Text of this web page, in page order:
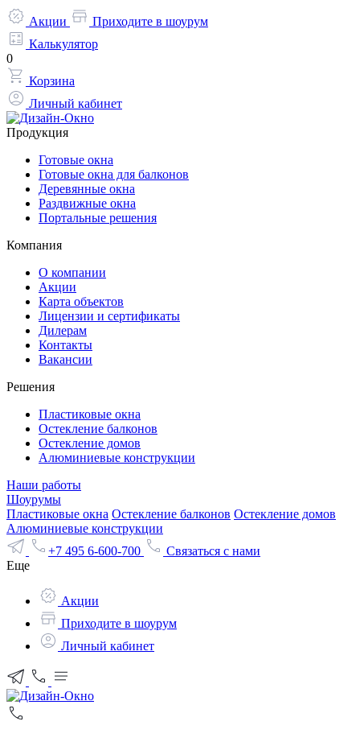
Акции
Приходите в шоурум
Калькулятор
0
Корзина
Личный кабинет
Продукция
Готовые окна
Готовые окна для балконов
Деревянные окна
Раздвижные окна
Портальные решения
Компания
О компании
Акции
Карта объектов
Лицензии и сертификаты
Дилерам
Контакты
Вакансии
Решения
Пластиковые окна
Остекление балконов
Остекление домов
Алюминиевые конструкции
Наши работы
Шоурумы
Пластиковые окна Остекление балконов Остекление домов
Алюминиевые конструкции
+7 495 6-600-700
Связаться с нами
Еще
Акции
Приходите в шоурум
Личный кабинет